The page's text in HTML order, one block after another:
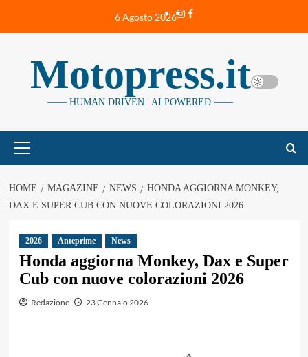
6 Agosto 2026Instagram
Facebook
Motopress.it
—— HUMAN DRIVEN | AI POWERED ——
principale
HOME MAGAZINE NEWS
HONDA AGGIORNA MONKEY,
DAX E SUPER CUB CON NUOVE COLORAZIONI 2026
2026 Anteprime News
Honda aggiorna Monkey, Dax e Super
Cub con nuove colorazioni 2026
Redazione 23 Gennaio 2026